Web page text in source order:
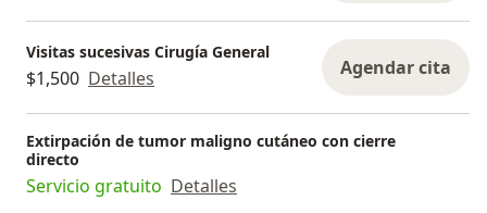
Visitas sucesivas Cirugía General
$1,500 Detalles Agendar cita
Extirpación de tumor maligno cutáneo con cierre
directo
Servicio gratuito Detalles